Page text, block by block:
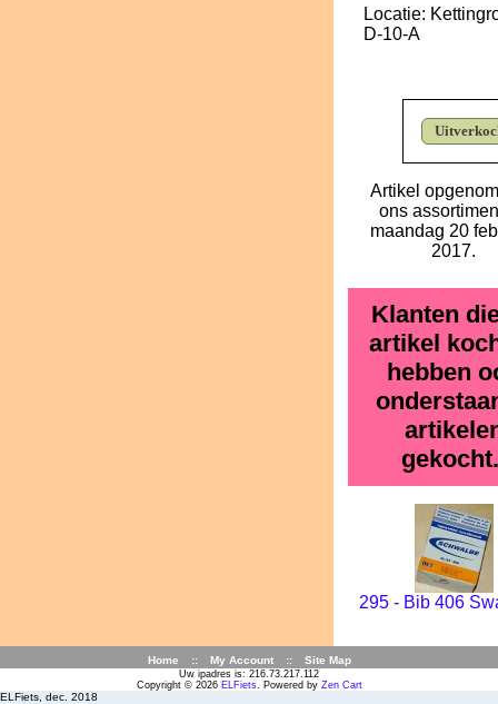
Locatie:
D-10-A
Artikel
ons
maandag 20
2017.
Klanten
artikel
hebben
295 - Bib 406
Home :: My Account :: Site Map
Uw ipadres is: 216.73.217.112
Copyright © 2026 ELFiets. Powered by Zen Cart
ELFiets, dec. 2018